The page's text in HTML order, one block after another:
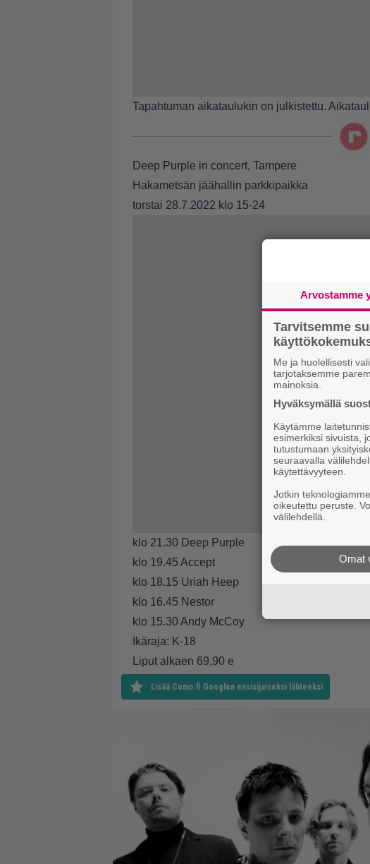
Tapahtuman aikataulukin on julkistettu.
Deep Purple in concert, Tampere
Hakametsän jäähallin parkkipaikka
torstai 28.7.2022 klo 15-24
klo 21.30 Deep Purple
klo 19.45 Accept
klo 18.15 Uriah Heep
klo 16.45 Nestor
klo 15.30 Andy McCoy
Ikäraja: K-18
Liput alkaen 69,90 e
Lisää Como.fi Googlen ensisijaiseksi lähteeksi
Arvostamme
Tarvitsemme
Me ja huolellisesti
tarjotaksemme
mainoksia.
Hyväksymällä
Käytämme
esimerkiksi sivuista,
tutustumaan
seuraavalla
käytettävyyteen.
Jotkin
oikeutettu peruste.
välilehdellä.
Omat